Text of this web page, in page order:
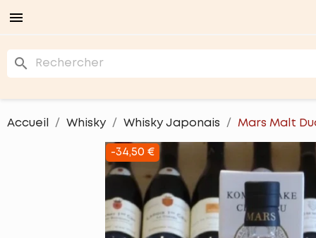

search
Accueil Whisky Whisky Japonais Mars Malt
-34,50 €